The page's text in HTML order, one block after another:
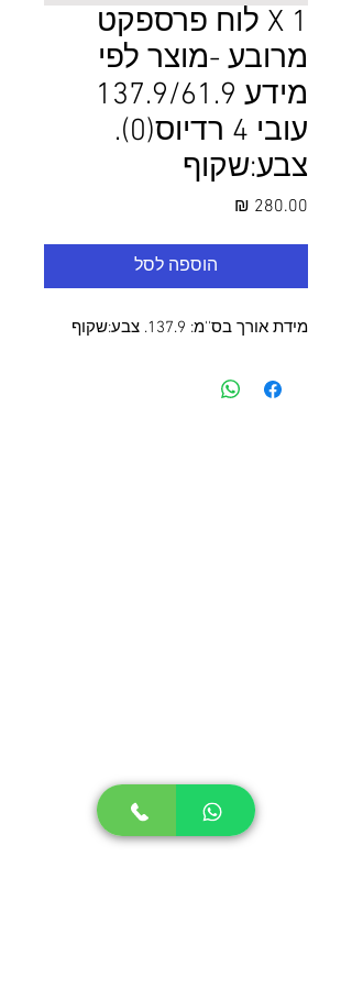
1 X לוח פרספקט
מרובע -מוצר לפי
מידע 137.9/61.9
עובי 4 רדיוס(0).
צבע:שקוף
הוספה לסל
מידת אורך בס''מ: 137.9. צבע:שקוף